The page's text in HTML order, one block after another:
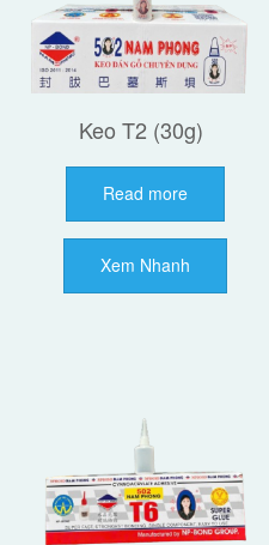
Keo T2 (30g)
Read more
Xem Nhanh